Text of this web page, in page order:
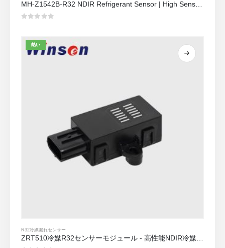
MH-Z1542B-R32 NDIR Refrigerant Sensor | High Sensitivity | Long Lifespan | HVAC & Industrial Safety
熱い
R32冷媒漏れセンサー
ZRT510冷媒R32センサーモジュール - 高性能NDIR冷媒センサー